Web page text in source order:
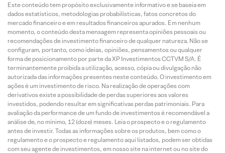
Este conteúdo tem propósito exclusivamente informativo e se baseia em
dados estatísticos, metodologias probabilísticas, fatos concretos do
mercado financeiro e em resultados financeiros apurados. Em nenhum
momento, o conteúdo desta mensagem representa opiniões pessoais ou
recomendações de investimento financeiro de qualquer natureza. Não se
configuram, portanto, como ideias, opiniões, pensamentos ou qualquer
forma de posicionamento por parte da XP Investimentos CCTVM S/A. É
terminantemente proibida a utilização, acesso, cópia ou divulgação não
autorizada das informações presentes neste conteúdo. O investimento em
ações é um investimento de risco. Na realização de operações com
derivativos existe a possibilidade de perdas superiores aos valores
investidos, podendo resultar em significativas perdas patrimoniais. Para
avaliação da performance de um fundo de investimentos é recomendável a
análise de, no mínimo, 12 (doze) meses. Leia o prospecto e o regulamento
antes de investir. Todas as informações sobre os produtos, bem como o
regulamento e o prospecto e regulamento aqui listados, podem ser obtidas
com seu agente de investimentos, em nosso site na internet ou no site do